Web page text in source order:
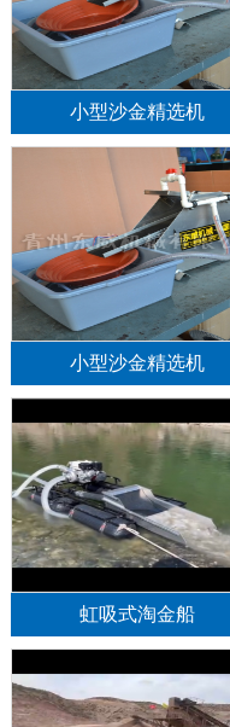
小型沙金精选机
小型沙金精选机
虹吸式淘金船